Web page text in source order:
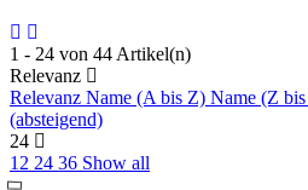
1 - 24 von 44 Artikel(n)
Relevanz
Relevanz Name (A bis Z) Name (Z
(absteigend)
24
12 24 36 Show all